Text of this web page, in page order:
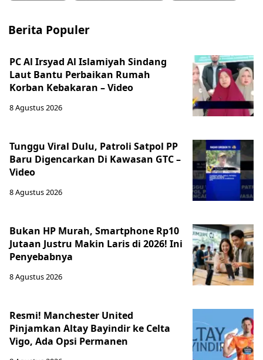
Berita Populer
PC Al Irsyad Al Islamiyah Sindang
Laut Bantu Perbaikan Rumah
Korban Kebakaran – Video
8 Agustus 2026
Tunggu Viral Dulu, Patroli Satpol PP
Baru Digencarkan Di Kawasan GTC –
Video
8 Agustus 2026
Bukan HP Murah, Smartphone Rp10
Jutaan Justru Makin Laris di 2026! Ini
Penyebabnya
8 Agustus 2026
Resmi! Manchester United
Pinjamkan Altay Bayindir ke Celta
Vigo, Ada Opsi Permanen